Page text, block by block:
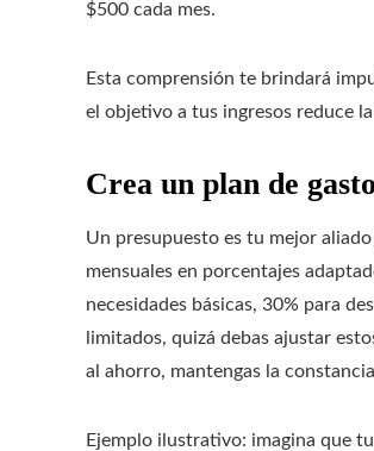
$500 cada mes.
Esta comprensión te brindará
el objetivo a tus ingresos reduce
Crea un plan de
Un presupuesto es tu mejor
mensuales en porcentajes
necesidades básicas, 30% para
limitados, quizá debas ajustar
al ahorro, mantengas la
Ejemplo ilustrativo: imagina que